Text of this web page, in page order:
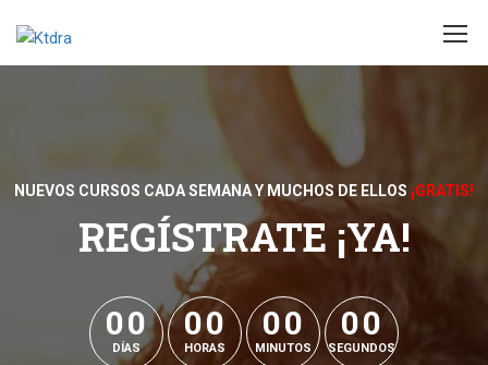
NUEVOS CURSOS CADA SEMANA Y MUCHOS DE ELLOS ¡GRATIS!
REGÍSTRATE ¡YA!
00
00
DÍAS
00
00
HORAS
00
00
MINUTOS
00
00
SEGUNDOS